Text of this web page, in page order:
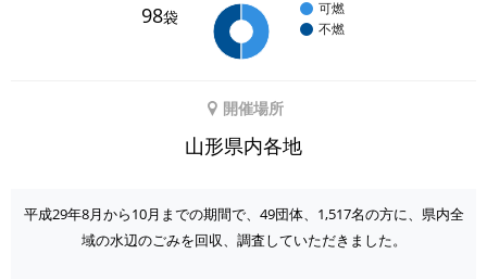
98袋
可燃
不燃
開催場所
山形県内各地
平成29年8月から10月までの期間で、49団体、1,517名の方に、県内全
域の水辺のごみを回収、調査していただきました。